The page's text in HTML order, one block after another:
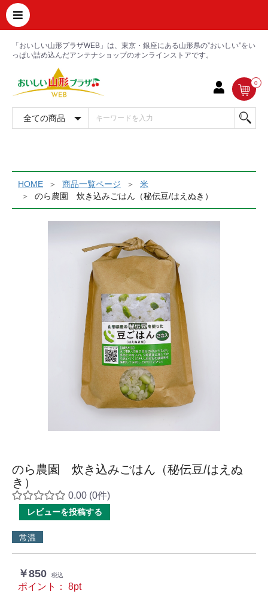
「おいしい山形プラザWEB」は、東京・銀座にある山形県の”おいしい”をい
っぱい詰め込んだアンテナショップのオンラインストアです。
0
HOME 商品一覧ページ
米
のら農園 炊き込みごはん（秘伝豆/はえぬき）
のら農園 炊き込みごはん（秘伝豆/はえぬ
き）
0.00 (0件)
レビューを投稿する
常温
￥850 税込
ポイント： 8pt